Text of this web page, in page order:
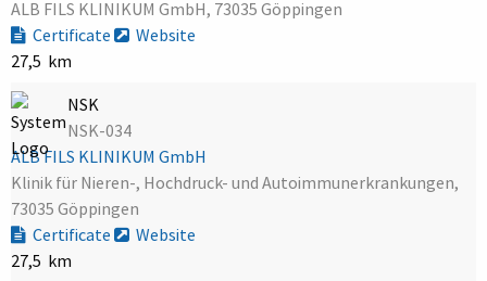
ALB FILS KLINIKUM GmbH, 73035 Göppingen
Certificate
Website
27,5 km
NSK
NSK-034
ALB FILS KLINIKUM GmbH
Klinik für Nieren-, Hochdruck- und Autoimmunerkrankungen,
73035 Göppingen
Certificate
Website
27,5 km